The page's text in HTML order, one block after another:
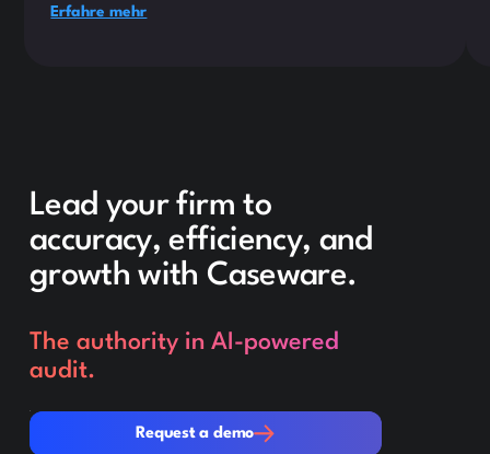
Erfahre mehr
Lead your firm to
accuracy, efficiency, and
growth with Caseware.
The authority in AI-powered
audit.
Request a demo
Request a demo